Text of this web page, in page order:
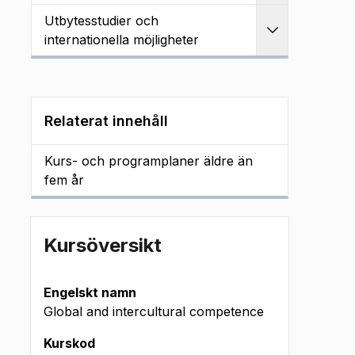
Utbytesstudier och
internationella möjligheter
Relaterat innehåll
Kurs- och programplaner äldre än
fem år
Kursöversikt
Engelskt namn
Global and intercultural competence
Kurskod